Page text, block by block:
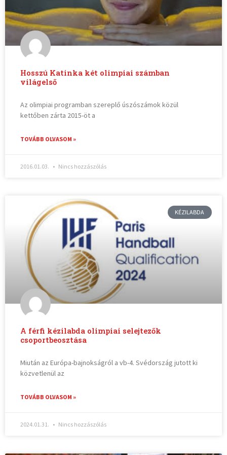
Hosszú Katinka két olimpiai számban
világelső
Az olimpiai programban szereplő úszószámok közül
kettőben zárta 2015-öt a
TOVÁBB OLVASOM »
2016.01.03. Nincs hozzászólás
KÉZILABDA
A férfi kézilabda olimpiai selejtezők
csoportbeosztása
Miután az Európa-bajnokságról a vb-4. Svédország jutott ki
közvetlenül az
TOVÁBB OLVASOM »
2024.01.31. Nincs hozzászólás